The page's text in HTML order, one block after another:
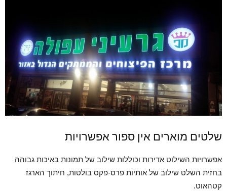
שלטים מוארים אין ספור אפשרויות
אפשרויות השילוט אדירות וכוללות שילוב של תמונות באיכות גבוהה
בחזית השלט שילוב של אותיות פרס-פקס בולטות, חיתוך הארגז
קטהאוט.